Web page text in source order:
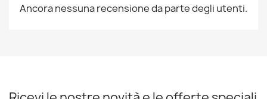
Ancora nessuna recensione da parte degli utenti.